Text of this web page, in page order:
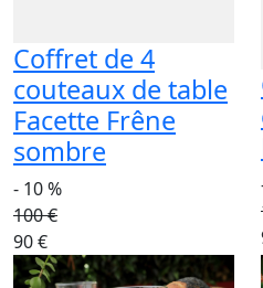
Coffret de 4
couteaux de table
Facette Frêne
sombre
- 10 %
100 €
90 €